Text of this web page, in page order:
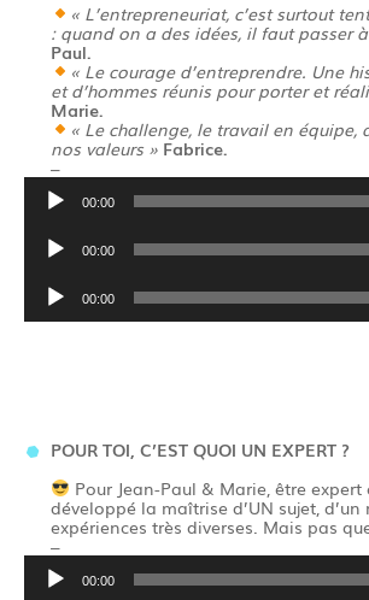
« L’entrepreneuriat, c’est surtout
: quand on a des idées, il faut passer à
Paul.
« Le courage d’entreprendre. Une
et d’hommes réunis pour porter et
Marie.
« Le challenge, le travail en équipe,
nos valeurs » Fabrice.
–
Lecteur
audio
00:00
Lecteur
audio
00:00
Lecteur
audio
00:00
POUR TOI, C’EST QUOI UN EXPERT ?
Pour Jean-Paul & Marie, être expert
développé la maîtrise d’UN sujet, d’un
expériences très diverses. Mais pas
–
Lecteur
audio
00:00